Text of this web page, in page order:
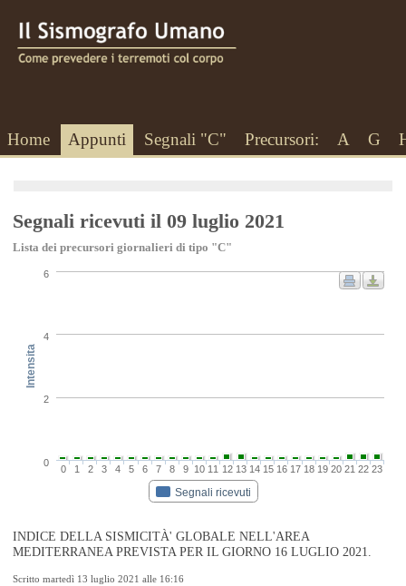
Home Appunti Segnali "C" Precursori: A G
Segnali ricevuti il 09 luglio 2021
Lista dei precursori giornalieri di tipo "C"
Intensita
Segnali ricevuti
0 1 2 3 4 5 6 7 8 9 10 11 12 13 14 15 16 17 18 19 20 21 22 23
0
2
4
6
INDICE DELLA SISMICITÀ' GLOBALE NELL'AREA
MEDITERRANEA PREVISTA PER IL GIORNO 16 LUGLIO 2021.
Scritto martedì 13 luglio 2021 alle 16:16